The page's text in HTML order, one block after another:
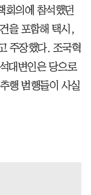
회의에 참석했던
을 포함해 택시,
주장했다. 조국혁
대변인은 당으로
행 범행들이 사실